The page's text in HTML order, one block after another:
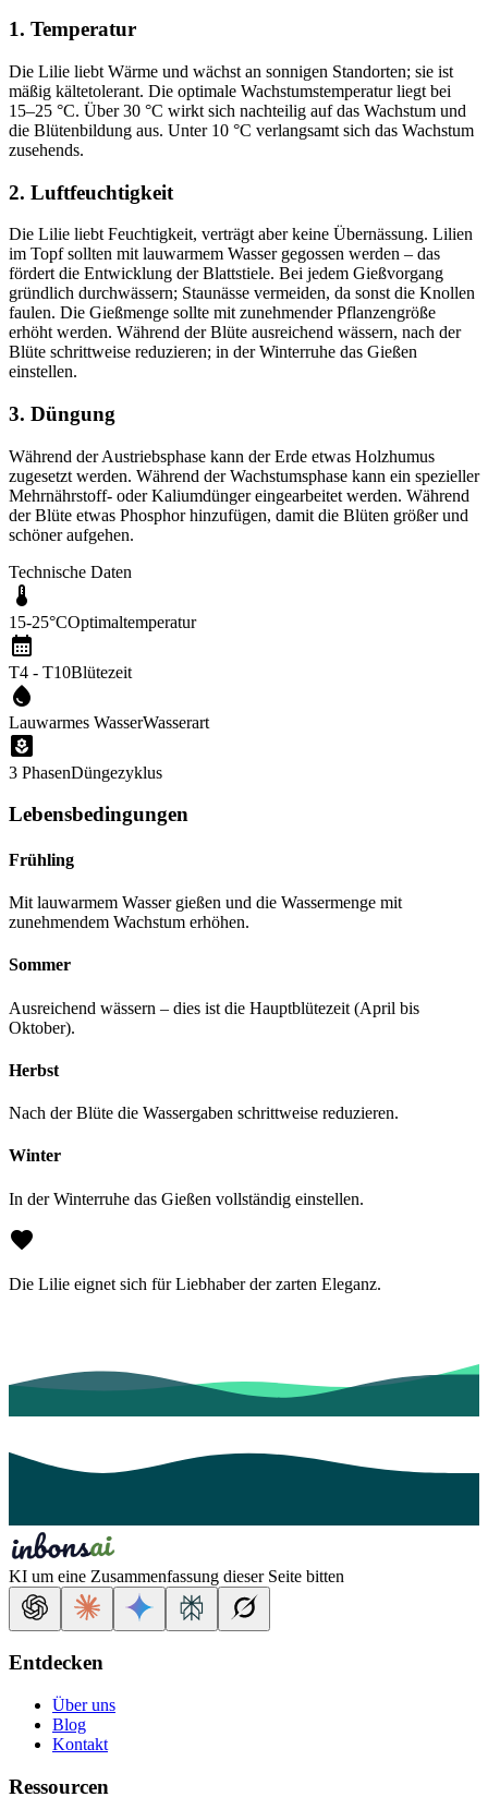
1. Temperatur
Die Lilie liebt Wärme und wächst an sonnigen Standorten; sie ist
mäßig kältetolerant. Die optimale Wachstumstemperatur liegt bei
15–25 °C. Über 30 °C wirkt sich nachteilig auf das Wachstum und
die Blütenbildung aus. Unter 10 °C verlangsamt sich das Wachstum
zusehends.
2. Luftfeuchtigkeit
Die Lilie liebt Feuchtigkeit, verträgt aber keine Übernässung. Lilien
im Topf sollten mit lauwarmem Wasser gegossen werden – das
fördert die Entwicklung der Blattstiele. Bei jedem Gießvorgang
gründlich durchwässern; Staunässe vermeiden, da sonst die Knollen
faulen. Die Gießmenge sollte mit zunehmender Pflanzengröße
erhöht werden. Während der Blüte ausreichend wässern, nach der
Blüte schrittweise reduzieren; in der Winterruhe das Gießen
einstellen.
3. Düngung
Während der Austriebsphase kann der Erde etwas Holzhumus
zugesetzt werden. Während der Wachstumsphase kann ein spezieller
Mehrnährstoff- oder Kaliumdünger eingearbeitet werden. Während
der Blüte etwas Phosphor hinzufügen, damit die Blüten größer und
schöner aufgehen.
Technische Daten
15-25°COptimaltemperatur
T4 - T10Blütezeit
Lauwarmes WasserWasserart
3 PhasenDüngezyklus
Lebensbedingungen
Frühling
Mit lauwarmem Wasser gießen und die Wassermenge mit
zunehmendem Wachstum erhöhen.
Sommer
Ausreichend wässern – dies ist die Hauptblütezeit (April bis
Oktober).
Herbst
Nach der Blüte die Wassergaben schrittweise reduzieren.
Winter
In der Winterruhe das Gießen vollständig einstellen.
Die Lilie eignet sich für Liebhaber der zarten Eleganz.
KI um eine Zusammenfassung dieser Seite bitten
Entdecken
Über uns
Blog
Kontakt
Ressourcen